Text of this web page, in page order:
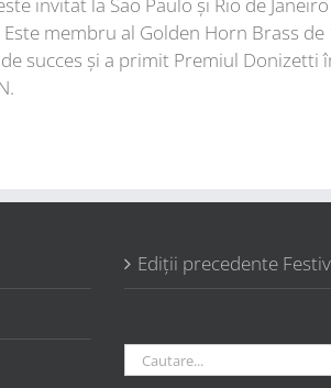
membru al Golden Horn Brass
succes și a primit Premiul Donizetti
Ediții precedente
Cautare...